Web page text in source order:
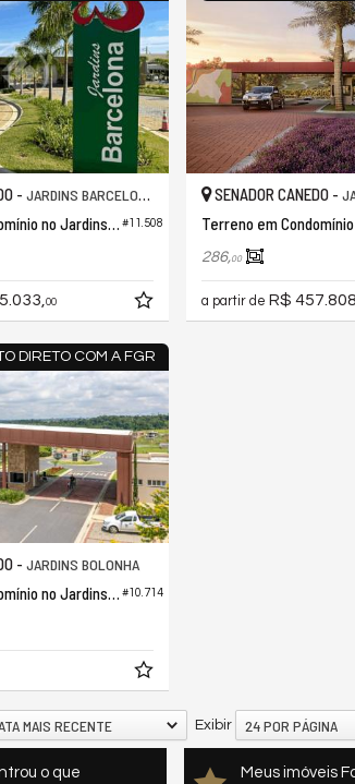
#11.508
- JARDINS BARCELONA
Terreno em Condomínio no Jardins Barcelona
00
SENADOR CANEDO -
286,00
a partir de R$
DIRETO COM A FGR
#10.714
- JARDINS BOLONHA
Terreno em Condomínio no Jardins Bolonha
Exibir 24 POR PÁGINA
MAIS RECENTE
o que
Meus imóveis